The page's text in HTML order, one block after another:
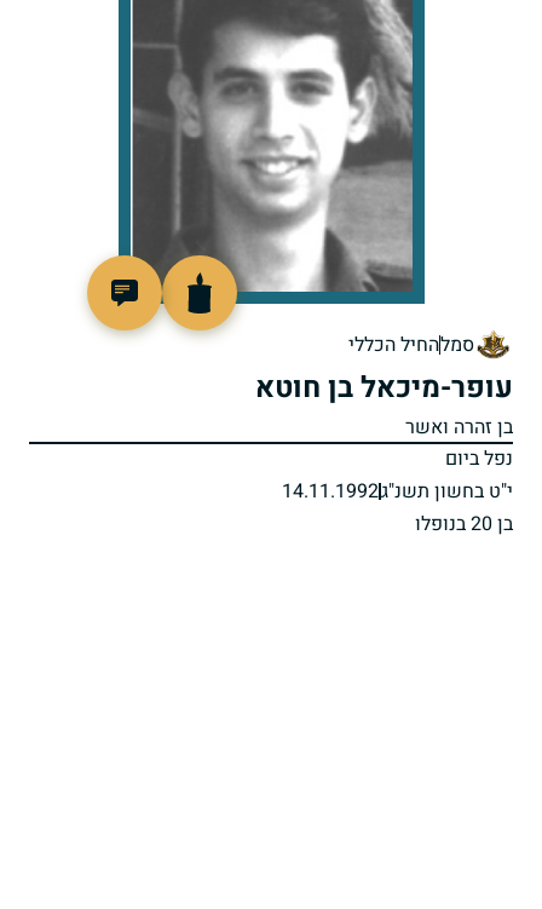
סמלהחיל הכללי
עופר-מיכאל בן חוטא
בן זהרה ואשר
נפל ביום
י"ט בחשון תשנ"ג14.11.1992
בן 20 בנופלו